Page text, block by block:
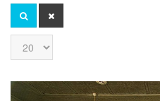
del
títuloBUSCAR
Cantidad
a